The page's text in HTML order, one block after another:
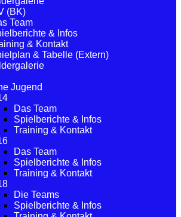
(BK)
Team
& Infos
& Kontakt
& Tabelle (Extern)
Jugend
Das Team
Spielberichte & Infos
Training & Kontakt
Das Team
Spielberichte & Infos
Training & Kontakt
Die Teams
Spielberichte & Infos